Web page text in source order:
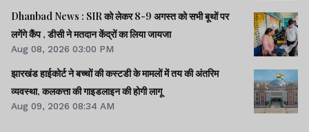
Dhanbad News : SIR को लेकर 8-9 अगस्त को सभी बूथों पर
लगेंगे कैंप , डीसी ने मतदान केंद्रों का लिया जायजा
Aug 08, 2026 03:00 PM
झारखंड हाईकोर्ट ने बच्चों की कस्टडी के मामलों में तय की अंतरिम
व्यवस्था, कलकत्ता की गाइडलाइन की होगी लागू
Aug 09, 2026 08:34 AM